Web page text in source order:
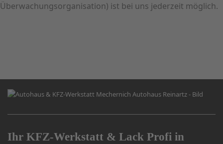
Überwachungsorganisation) ist bei uns jederzeit möglich.
Ihr KFZ-Werkstatt & Lack Profi in